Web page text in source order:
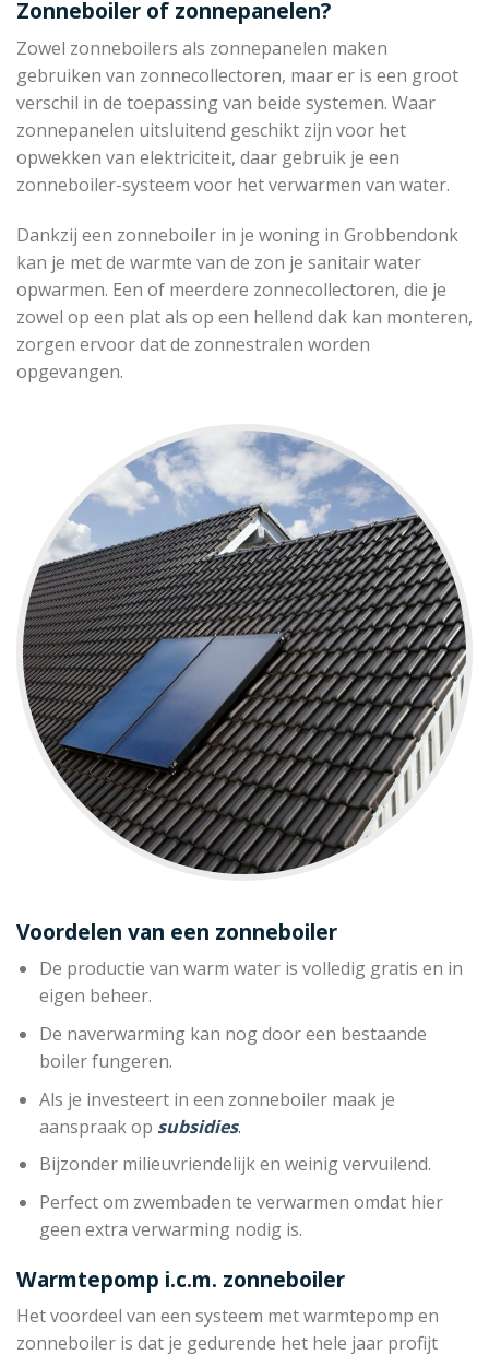
Zonneboiler of zonnepanelen?
Zowel zonneboilers als zonnepanelen maken
gebruiken van zonnecollectoren, maar er is een groot
verschil in de toepassing van beide systemen. Waar
zonnepanelen uitsluitend geschikt zijn voor het
opwekken van elektriciteit, daar gebruik je een
zonneboiler-systeem voor het verwarmen van water.
Dankzij een zonneboiler in je woning in Grobbendonk
kan je met de warmte van de zon je sanitair water
opwarmen. Een of meerdere zonnecollectoren, die je
zowel op een plat als op een hellend dak kan monteren,
zorgen ervoor dat de zonnestralen worden
opgevangen.
Voordelen van een zonneboiler
De productie van warm water is volledig gratis en in
eigen beheer.
De naverwarming kan nog door een bestaande
boiler fungeren.
Als je investeert in een zonneboiler maak je
aanspraak op subsidies.
Bijzonder milieuvriendelijk en weinig vervuilend.
Perfect om zwembaden te verwarmen omdat hier
geen extra verwarming nodig is.
Warmtepomp i.c.m. zonneboiler
Het voordeel van een systeem met warmtepomp en
zonneboiler is dat je gedurende het hele jaar profijt